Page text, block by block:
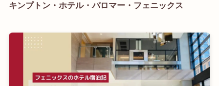
キンプトン・ホテル・パロマー・フェニックス